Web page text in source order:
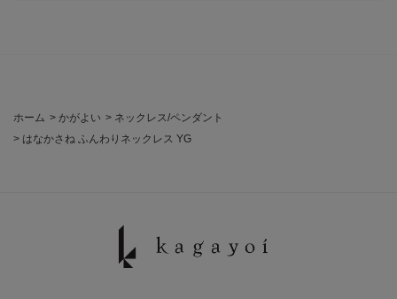
ホーム > かがよい > ネックレス/ペンダント
> はなかさね ふんわりネックレス YG